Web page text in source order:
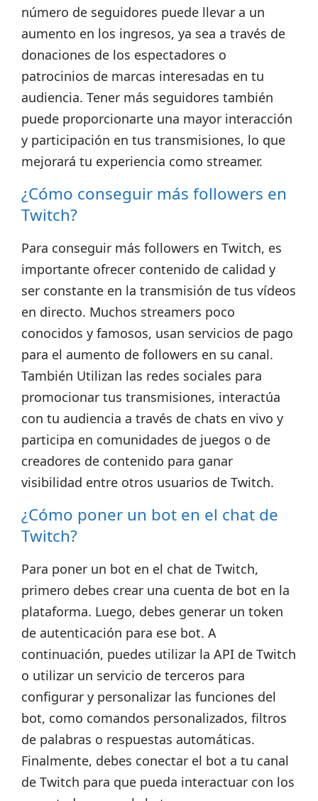
número de seguidores puede llevar a un
aumento en los ingresos, ya sea a través de
donaciones de los espectadores o
patrocinios de marcas interesadas en tu
audiencia. Tener más seguidores también
puede proporcionarte una mayor interacción
y participación en tus transmisiones, lo que
mejorará tu experiencia como streamer.
¿Cómo conseguir más followers en
Twitch?
Para conseguir más followers en Twitch, es
importante ofrecer contenido de calidad y
ser constante en la transmisión de tus vídeos
en directo. Muchos streamers poco
conocidos y famosos, usan servicios de pago
para el aumento de followers en su canal.
También Utilizan las redes sociales para
promocionar tus transmisiones, interactúa
con tu audiencia a través de chats en vivo y
participa en comunidades de juegos o de
creadores de contenido para ganar
visibilidad entre otros usuarios de Twitch.
¿Cómo poner un bot en el chat de
Twitch?
Para poner un bot en el chat de Twitch,
primero debes crear una cuenta de bot en la
plataforma. Luego, debes generar un token
de autenticación para ese bot. A
continuación, puedes utilizar la API de Twitch
o utilizar un servicio de terceros para
configurar y personalizar las funciones del
bot, como comandos personalizados, filtros
de palabras o respuestas automáticas.
Finalmente, debes conectar el bot a tu canal
de Twitch para que pueda interactuar con los